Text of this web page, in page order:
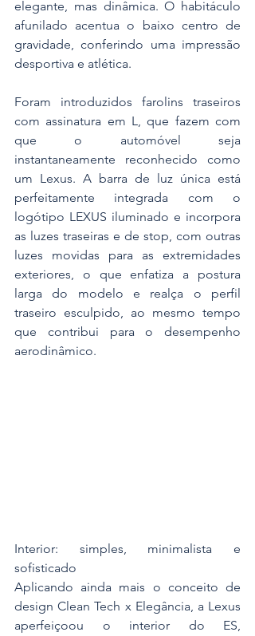
elegante, mas dinâmica. O habitáculo
afunilado acentua o baixo centro de
gravidade, conferindo uma impressão
desportiva e atlética.
Foram introduzidos farolins traseiros
com assinatura em L, que fazem com
que o automóvel seja
instantaneamente reconhecido como
um Lexus. A barra de luz única está
perfeitamente integrada com o
logótipo LEXUS iluminado e incorpora
as luzes traseiras e de stop, com outras
luzes movidas para as extremidades
exteriores, o que enfatiza a postura
larga do modelo e realça o perfil
traseiro esculpido, ao mesmo tempo
que contribui para o desempenho
aerodinâmico.
Interior: simples, minimalista e
sofisticado
Aplicando ainda mais o conceito de
design Clean Tech x Elegância, a Lexus
aperfeiçoou o interior do ES,